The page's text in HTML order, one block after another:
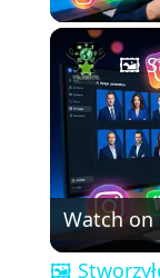
Watch on
🖼️